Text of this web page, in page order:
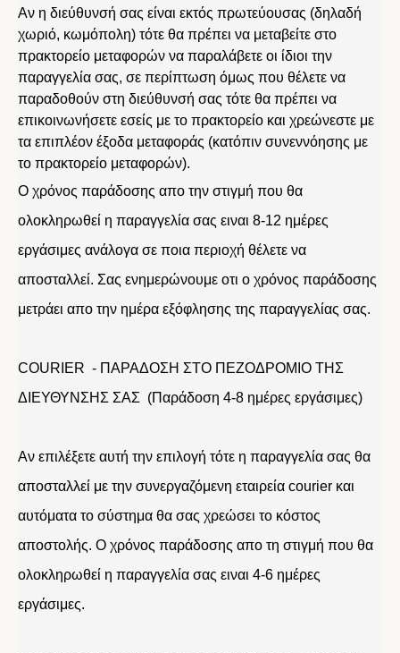
Αν η διεύθυνσή σας είναι εκτός πρωτεύουσας (δηλαδή
χωριό, κωμόπολη) τότε θα πρέπει να μεταβείτε στο
πρακτορείο μεταφορών να παραλάβετε οι ίδιοι την
παραγγελία σας, σε περίπτωση όμως που θέλετε να
παραδοθούν στη διεύθυνσή σας τότε θα πρέπει να
επικοινωνήσετε εσείς με το πρακτορείο και χρεώνεστε με
τα επιπλέον έξοδα μεταφοράς (κατόπιν συνεννόησης με
το πρακτορείο μεταφορών).
Ο χρόνος παράδοσης απο την στιγμή που θα
ολοκληρωθεί η παραγγελία σας ειναι 8-12 ημέρες
εργάσιμες ανάλογα σε ποια περιοχή θέλετε να
αποσταλλεί. Σας ενημερώνουμε οτι ο χρόνος παράδοσης
μετράει απο την ημέρα εξόφλησης της παραγγελίας σας.
COURIER - ΠΑΡΑΔΟΣΗ ΣΤΟ ΠΕΖΟΔΡΟΜΙΟ ΤΗΣ
ΔΙΕΥΘΥΝΣΗΣ ΣΑΣ (Παράδοση 4-8 ημέρες εργάσιμες)
Αν επιλέξετε αυτή την επιλογή τότε η παραγγελία σας θα
αποσταλλεί με την συνεργαζόμενη εταιρεία courier και
αυτόματα το σύστημα θα σας χρεώσει το κόστος
αποστολής. Ο χρόνος παράδοσης απο τη στιγμή που θα
ολοκληρωθεί η παραγγελία σας ειναι 4-6 ημέρες
εργάσιμες.